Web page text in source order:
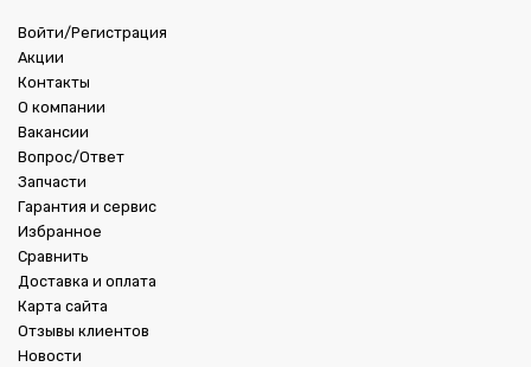
Войти/Регистрация
Акции
Контакты
О компании
Вакансии
Вопрос/Ответ
Запчасти
Гарантия и сервис
Избранное
Сравнить
Доставка и оплата
Карта сайта
Отзывы клиентов
Новости